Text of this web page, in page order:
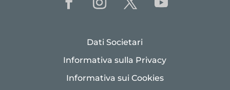
Dati Societari
Informativa sulla Privacy
Informativa sui Cookies